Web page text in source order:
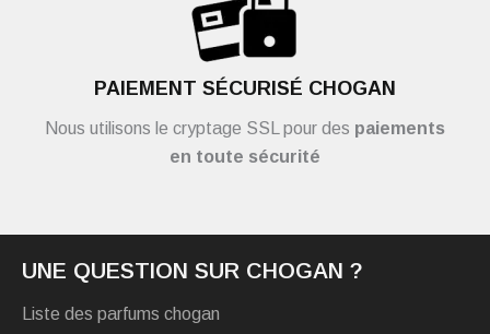
PAIEMENT SÉCURISÉ CHOGAN
Nous utilisons le cryptage SSL pour des paiements
en toute sécurité
UNE QUESTION SUR CHOGAN ?
Liste des parfums chogan